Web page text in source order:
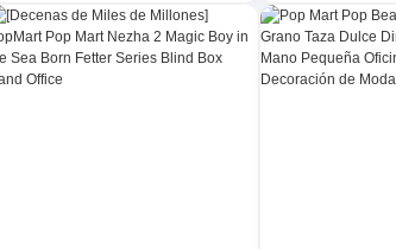
Decoración de moda